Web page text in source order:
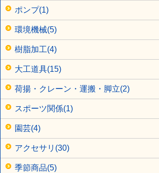
ポンプ(1)
環境機械(5)
樹脂加工(4)
大工道具(15)
荷揚・クレーン・運搬・脚立(2)
スポーツ関係(1)
園芸(4)
アクセサリ(30)
季節商品(5)